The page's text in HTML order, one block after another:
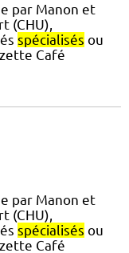
par Manon et
(CHU),
spécialisés ou
Café
par Manon et
(CHU),
spécialisés ou
Café